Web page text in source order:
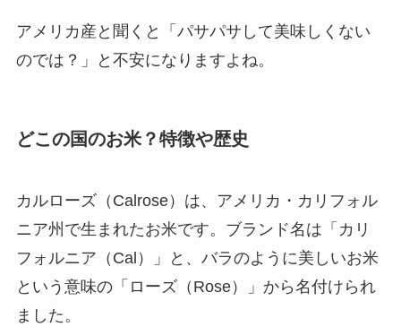
アメリカ産と聞くと「パサパサして美味しくない
のでは？」と不安になりますよね。
どこの国のお米？特徴や歴史
カルローズ（Calrose）は、アメリカ・カリフォル
ニア州で生まれたお米です。ブランド名は「カリ
フォルニア（Cal）」と、バラのように美しいお米
という意味の「ローズ（Rose）」から名付けられ
ました。